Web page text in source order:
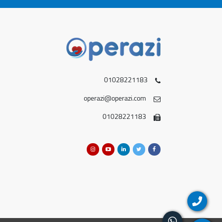
01028221183
operazi@operazi.com
01028221183